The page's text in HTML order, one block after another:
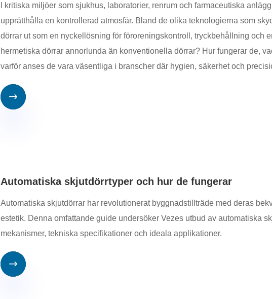
I kritiska miljöer som sjukhus, laboratorier, renrum och farmaceutiska
upprätthålla en kontrollerad atmosfär. Bland de olika teknologierna som
dörrar ut som en nyckellösning för föroreningskontroll, tryckbehållning och
hermetiska dörrar annorlunda än konventionella dörrar? Hur fungerar de,
varför anses de vara väsentliga i branscher där hygien, säkerhet och

Automatiska skjutdörrtyper och hur de fungerar
Automatiska skjutdörrar har revolutionerat byggnadstillträde med deras
estetik. Denna omfattande guide undersöker Vezes utbud av automatiska
mekanismer, tekniska specifikationer och ideala applikationer.
